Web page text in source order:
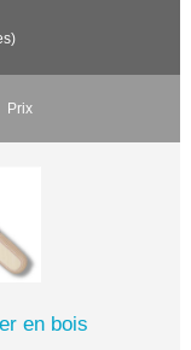
Prix
en bois